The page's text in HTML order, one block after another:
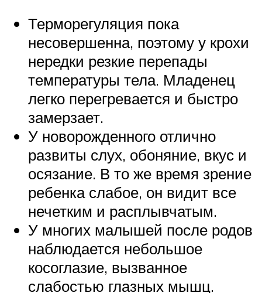
Терморегуляция пока
несовершенна, поэтому у крохи
нередки резкие перепады
температуры тела. Младенец
легко перегревается и быстро
замерзает.
У новорожденного отлично
развиты слух, обоняние, вкус и
осязание. В то же время зрение
ребенка слабое, он видит все
нечетким и расплывчатым.
У многих малышей после родов
наблюдается небольшое
косоглазие, вызванное
слабостью глазных мышц.